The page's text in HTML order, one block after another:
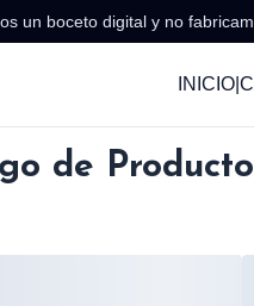
un boceto digital y no
INICIO|
de